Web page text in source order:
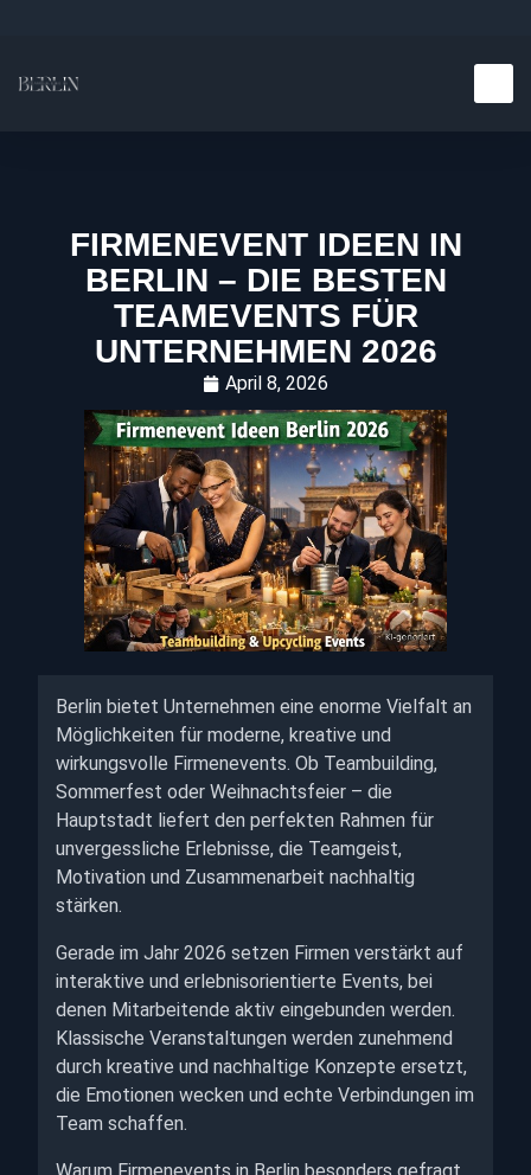
FIRMENEVENT IDEEN IN
BERLIN – DIE BESTEN
TEAMEVENTS FÜR
UNTERNEHMEN 2026
April 8, 2026
Berlin bietet Unternehmen eine enorme Vielfalt an
Möglichkeiten für moderne, kreative und
wirkungsvolle Firmenevents. Ob Teambuilding,
Sommerfest oder Weihnachtsfeier – die
Hauptstadt liefert den perfekten Rahmen für
unvergessliche Erlebnisse, die Teamgeist,
Motivation und Zusammenarbeit nachhaltig
stärken.
Gerade im Jahr 2026 setzen Firmen verstärkt auf
interaktive und erlebnisorientierte Events, bei
denen Mitarbeitende aktiv eingebunden werden.
Klassische Veranstaltungen werden zunehmend
durch kreative und nachhaltige Konzepte ersetzt,
die Emotionen wecken und echte Verbindungen im
Team schaffen.